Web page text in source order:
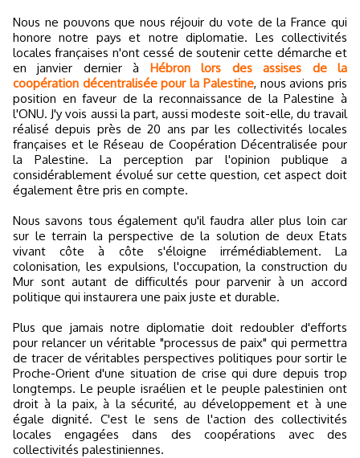
Nous ne pouvons que nous réjouir du vote de la France qui
honore notre pays et notre diplomatie. Les collectivités
locales françaises n'ont cessé de soutenir cette démarche et
en janvier dernier à Hébron lors des assises de la
coopération décentralisée pour la Palestine, nous avions pris
position en faveur de la reconnaissance de la Palestine à
l'ONU. J'y vois aussi la part, aussi modeste soit-elle, du travail
réalisé depuis près de 20 ans par les collectivités locales
françaises et le Réseau de Coopération Décentralisée pour
la Palestine. La perception par l'opinion publique a
considérablement évolué sur cette question, cet aspect doit
également être pris en compte.
Nous savons tous également qu'il faudra aller plus loin car
sur le terrain la perspective de la solution de deux Etats
vivant côte à côte s'éloigne irrémédiablement. La
colonisation, les expulsions, l'occupation, la construction du
Mur sont autant de difficultés pour parvenir à un accord
politique qui instaurera une paix juste et durable.
Plus que jamais notre diplomatie doit redoubler d'efforts
pour relancer un véritable "processus de paix" qui permettra
de tracer de véritables perspectives politiques pour sortir le
Proche-Orient d'une situation de crise qui dure depuis trop
longtemps. Le peuple israélien et le peuple palestinien ont
droit à la paix, à la sécurité, au développement et à une
égale dignité. C'est le sens de l'action des collectivités
locales engagées dans des coopérations avec des
collectivités palestiniennes.